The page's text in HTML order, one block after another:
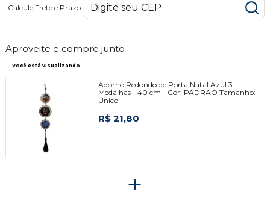
Calcule Frete e Prazo
Aproveite e compre junto
Você está visualizando
Adorno Redondo de Porta Natal Azul 3
Medalhas - 40 cm - Cor: PADRAO Tamanho:
Único
R$ 21,80
+